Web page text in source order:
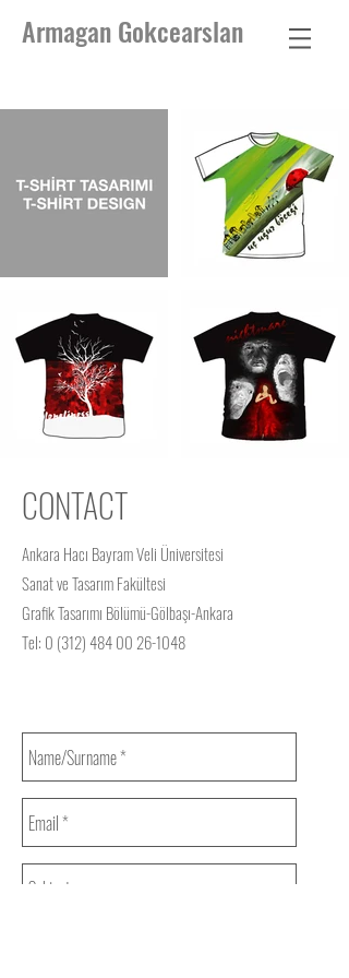
Armagan Gokcearslan
CONTACT
Ankara Hacı Bayram Veli Üniversitesi
Sanat ve Tasarım Fakültesi
Grafik Tasarımı Bölümü-Gölbaşı-Ankara
Tel: 0 (312) 484 00 26-1048